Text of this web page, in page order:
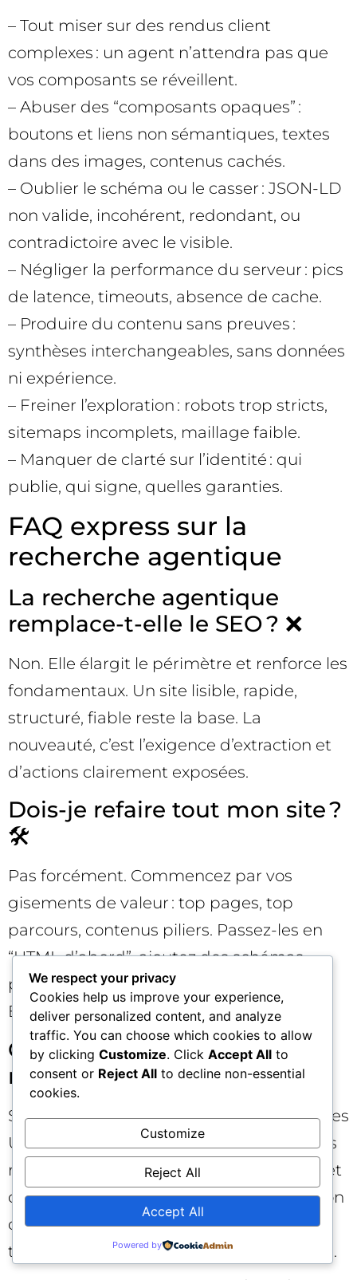
– Tout miser sur des rendus client
complexes : un agent n’attendra pas que
vos composants se réveillent.
– Abuser des “composants opaques” :
boutons et liens non sémantiques, textes
dans des images, contenus cachés.
– Oublier le schéma ou le casser : JSON-LD
non valide, incohérent, redondant, ou
contradictoire avec le visible.
– Négliger la performance du serveur : pics
de latence, timeouts, absence de cache.
– Produire du contenu sans preuves :
synthèses interchangeables, sans données
ni expérience.
– Freiner l’exploration : robots trop stricts,
sitemaps incomplets, maillage faible.
– Manquer de clarté sur l’identité : qui
publie, qui signe, quelles garanties.
FAQ express sur la
recherche agentique
La recherche agentique
remplace-t-elle le SEO ? ❌
Non. Elle élargit le périmètre et renforce les
fondamentaux. Un site lisible, rapide,
structuré, fiable reste la base. La
nouveauté, c’est l’exigence d’extraction et
d’actions clairement exposées.
Dois-je refaire tout mon site ?
🛠️
Pas forcément. Commencez par vos
gisements de valeur : top pages, top
parcours, contenus piliers. Passez-les en
“HTML d’abord”, ajoutez des schémas
pertinents, sécurisez la performance.
Étendez ensuite.
Comment savoir si un agent
me cite ? 🔍
Surveillez vos logs serveur pour repérer des
UA d’outils d’exploration/agents, suivez les
référents émergents, utilisez des panels et
des tests manuels pour vérifier l’apparition
de citations. Observez les variations de
trafic assisté et de recherches de marque.
We respect your privacy
Cookies help us improve your experience,
deliver personalized content, and analyze
traffic. You can choose which cookies to allow
by clicking Customize. Click Accept All to
consent or Reject All to decline non-essential
cookies.
Customize
Reject All
Accept All
Powered by